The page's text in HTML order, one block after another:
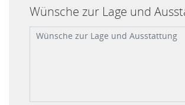
Wünsche zur Lage und